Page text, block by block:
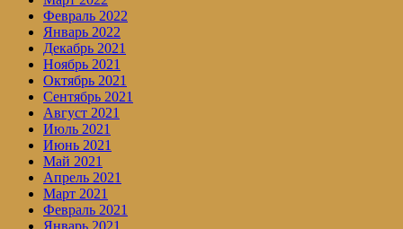
Февраль 2022
Январь 2022
Декабрь 2021
Ноябрь 2021
Октябрь 2021
Сентябрь 2021
Август 2021
Июль 2021
Июнь 2021
Май 2021
Апрель 2021
Март 2021
Февраль 2021
Январь 2021